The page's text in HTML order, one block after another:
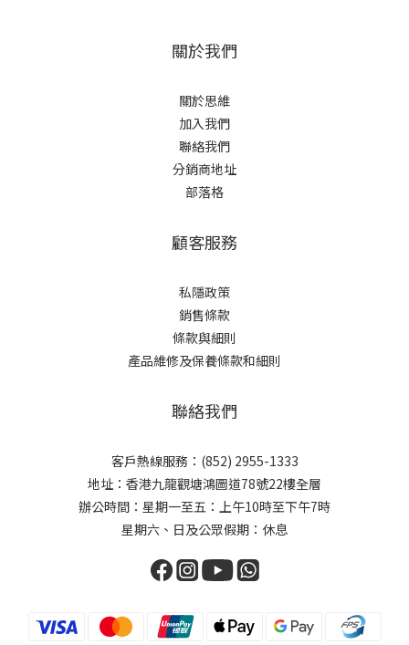
關於我們
關於思維
加入我們
聯絡我們
分銷商地址
部落格
顧客服務
私隱政策
銷售條款
條款與細則
產品維修及保養條款和細則
聯絡我們
客戶熱線服務：(852) 2955-1333
地址：香港九龍觀塘鴻圖道78號22樓全層
辦公時間：星期一至五：上午10時至下午7時
星期六、日及公眾假期：休息